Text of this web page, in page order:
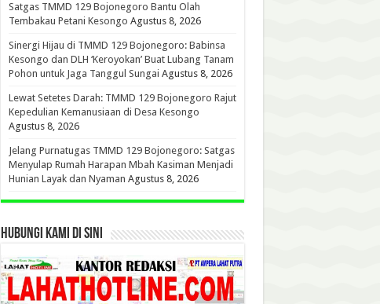
Satgas TMMD 129 Bojonegoro Bantu Olah
Tembakau Petani Kesongo Agustus 8, 2026
Sinergi Hijau di TMMD 129 Bojonegoro: Babinsa
Kesongo dan DLH ‘Keroyokan’ Buat Lubang Tanam
Pohon untuk Jaga Tanggul Sungai Agustus 8, 2026
Lewat Setetes Darah: TMMD 129 Bojonegoro Rajut
Kepedulian Kemanusiaan di Desa Kesongo
Agustus 8, 2026
Jelang Purnatugas TMMD 129 Bojonegoro: Satgas
Menyulap Rumah Harapan Mbah Kasiman Menjadi
Hunian Layak dan Nyaman Agustus 8, 2026
HUBUNGI KAMI DI SINI